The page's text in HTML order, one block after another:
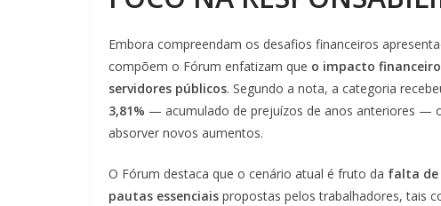
Embora compreendam os desafios financeiros
compõem o Fórum enfatizam que o impacto
servidores públicos. Segundo a nota, a categoria
3,81% — acumulado de prejuízos de anos anteriores —
absorver novos aumentos.
O Fórum destaca que o cenário atual é fruto da falta de
pautas essenciais propostas pelos trabalhadores, tais